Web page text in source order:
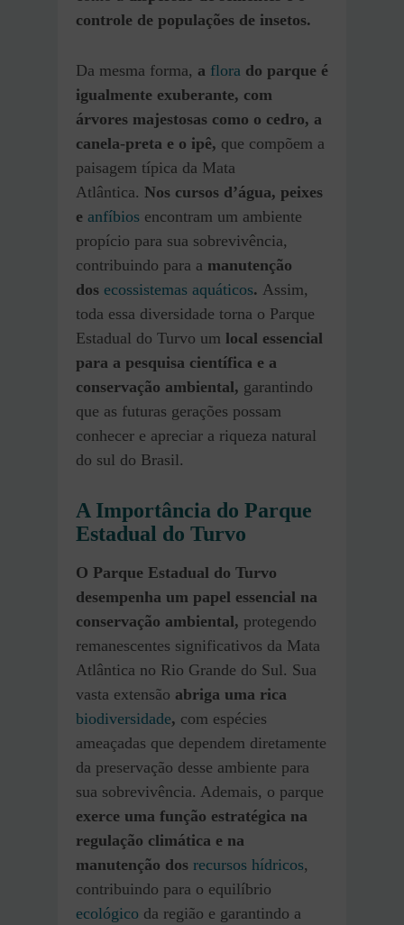
controle de populações de insetos.
Da mesma forma, a flora do parque é
igualmente exuberante, com
árvores majestosas como o cedro, a
canela-preta e o ipê, que compõem a
paisagem típica da Mata
Atlântica. Nos cursos d’água, peixes
e anfíbios encontram um ambiente
propício para sua sobrevivência,
contribuindo para a manutenção
dos ecossistemas aquáticos. Assim,
toda essa diversidade torna o Parque
Estadual do Turvo um local essencial
para a pesquisa científica e a
conservação ambiental, garantindo
que as futuras gerações possam
conhecer e apreciar a riqueza natural
do sul do Brasil.
A Importância do Parque
Estadual do Turvo
O Parque Estadual do Turvo
desempenha um papel essencial na
conservação ambiental, protegendo
remanescentes significativos da Mata
Atlântica no Rio Grande do Sul. Sua
vasta extensão abriga uma rica
biodiversidade, com espécies
ameaçadas que dependem diretamente
da preservação desse ambiente para
sua sobrevivência. Ademais, o parque
exerce uma função estratégica na
regulação climática e na
manutenção dos recursos hídricos,
contribuindo para o equilíbrio
ecológico da região e garantindo a